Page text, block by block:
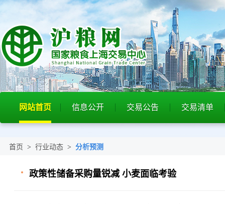
网站首页 信息公开 交易公告 交易清单
首页 > 行业动态 > 分析预测
政策性储备采购量锐减 小麦面临考验